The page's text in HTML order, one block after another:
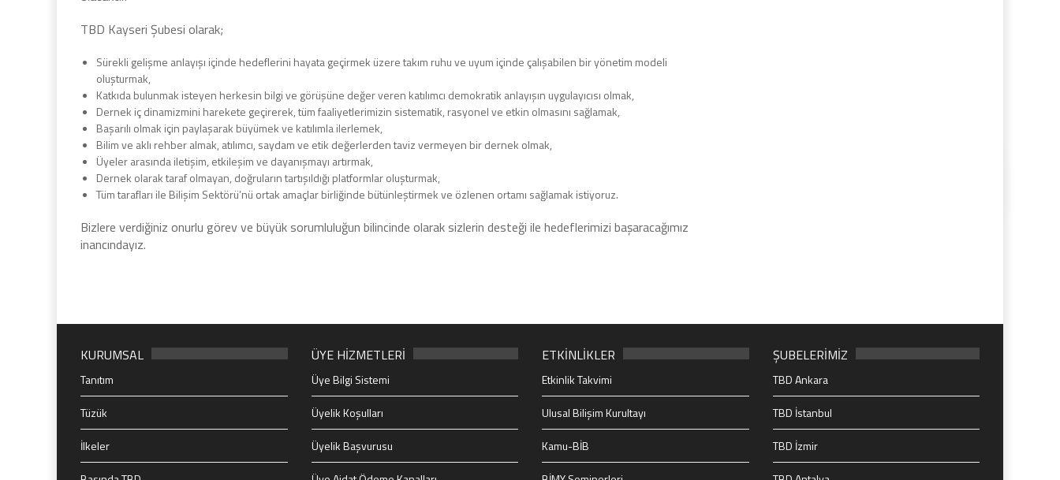
TBD Kayseri Şubesi olarak;
Sürekli gelişme anlayışı içinde hedeflerini hayata geçirmek üzere takım ruhu ve uyum içinde çalışabilen bir yönetim modeli
oluşturmak,
Katkıda bulunmak isteyen herkesin bilgi ve görüşüne değer veren katılımcı demokratik anlayışın uygulayıcısı olmak,
Dernek iç dinamizmini harekete geçirerek, tüm faaliyetlerimizin sistematik, rasyonel ve etkin olmasını sağlamak,
Başarılı olmak için paylaşarak büyümek ve katılımla ilerlemek,
Bilim ve aklı rehber almak, atılımcı, saydam ve etik değerlerden taviz vermeyen bir dernek olmak,
Üyeler arasında iletişim, etkileşim ve dayanışmayı artırmak,
Dernek olarak taraf olmayan, doğruların tartışıldığı platformlar oluşturmak,
Tüm tarafları ile Bilişim Sektörü’nü ortak amaçlar birliğinde bütünleştirmek ve özlenen ortamı sağlamak istiyoruz.
Bizlere verdiğiniz onurlu görev ve büyük sorumluluğun bilincinde olarak sizlerin desteği ile hedeflerimizi başaracağımız
inancındayız.
KURUMSAL
Tanıtım
Tüzük
İlkeler
ÜYE HİZMETLERİ
Üye Bilgi Sistemi
Üyelik Koşulları
Üyelik Başvurusu
ETKİNLİKLER
Etkinlik Takvimi
Ulusal Bilişim Kurultayı
Kamu-BİB
ŞUBELERİMİZ
TBD Ankara
TBD İstanbul
TBD İzmir